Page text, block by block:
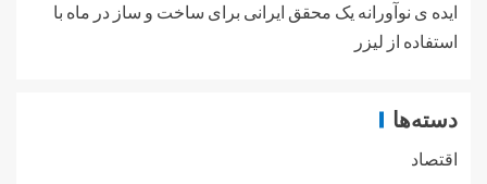
ایده ی نوآورانه یک محقق ایرانی برای ساخت و ساز در ماه با
استفاده از لیزر
دسته‌ها
اقتصاد